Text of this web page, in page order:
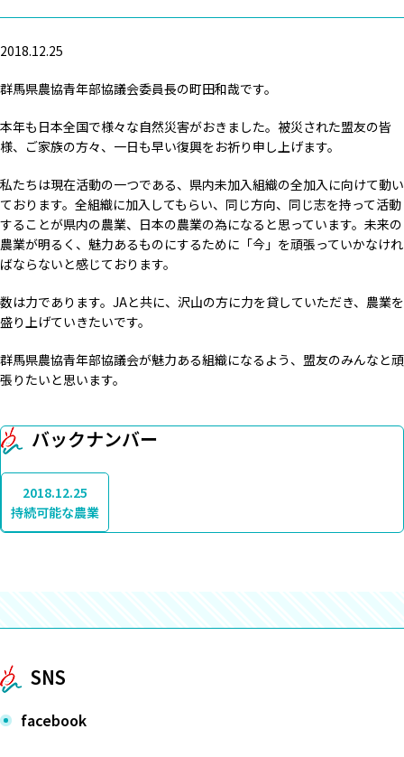
2018.12.25
群馬県農協青年部協議会委員長の町田和哉です。
本年も日本全国で様々な自然災害がおきました。被災された盟友の皆
様、ご家族の方々、一日も早い復興をお祈り申し上げます。
私たちは現在活動の一つである、県内未加入組織の全加入に向けて動い
ております。全組織に加入してもらい、同じ方向、同じ志を持って活動
することが県内の農業、日本の農業の為になると思っています。未来の
農業が明るく、魅力あるものにするために「今」を頑張っていかなけれ
ばならないと感じております。
数は力であります。JAと共に、沢山の方に力を貸していただき、農業を
盛り上げていきたいです。
群馬県農協青年部協議会が魅力ある組織になるよう、盟友のみんなと頑
張りたいと思います。
バックナンバー
2018.12.25
持続可能な農業
SNS
facebook